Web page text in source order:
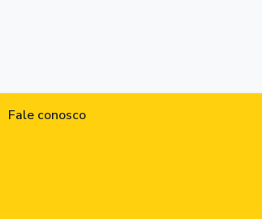
Fale conosco